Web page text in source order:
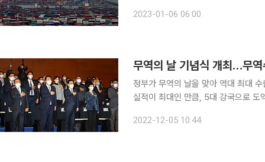
든다'는 의미로 해석할 수 있다. 대외
2023-01-06 06:00
무역의 날 기념식 개최…무
정부가 무역의 날을 맞아 역대 최대
실적이 최대인 만큼, 5대 강국으로 도
제59회 무역의 날을 맞아 서울 코엑
2022-12-05 10:44